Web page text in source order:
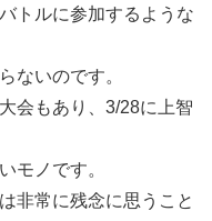
トルに参加するような
ないのです。
会もあり、3/28に上智
モノです。
非常に残念に思うこと